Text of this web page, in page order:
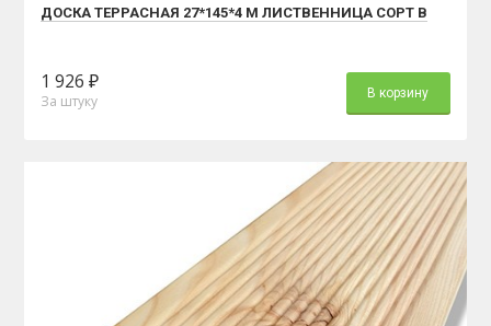
ДОСКА ТЕРРАСНАЯ 27*145*4 М ЛИСТВЕННИЦА СОРТ В
1 926 ₽
За штуку В корзину